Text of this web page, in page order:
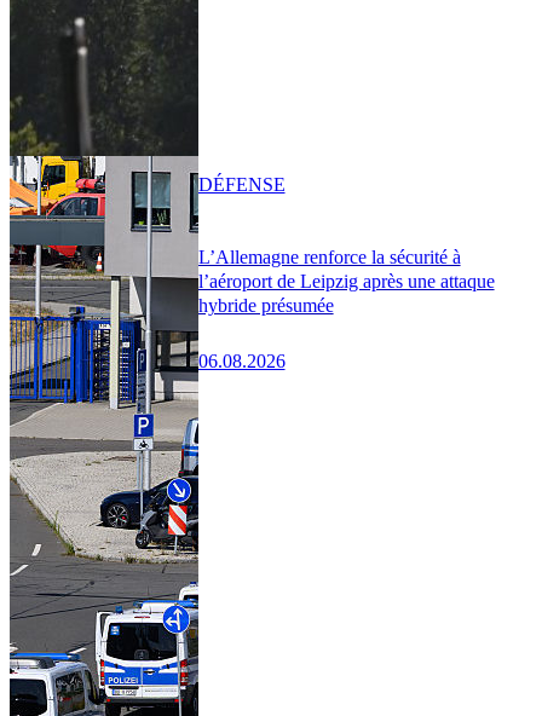
L’Allemagne renforce la sécurité à
l’aéroport de Leipzig après une attaque
hybride présumée
06.08.2026
DÉFENSE